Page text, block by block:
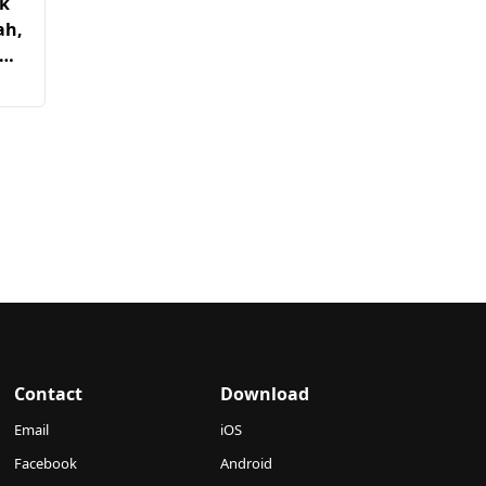
Contact
Email
Facebook
Download
iOS
Android